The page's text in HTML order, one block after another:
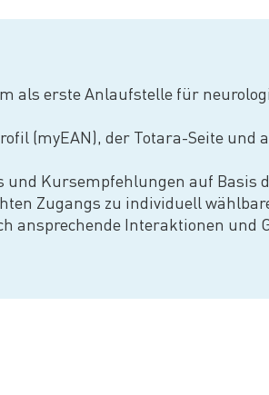
als erste Anlaufstelle für
(myEAN), der Totara-Seite und
Kursempfehlungen auf Basis
Zugangs zu individuell
ansprechende Interaktionen und